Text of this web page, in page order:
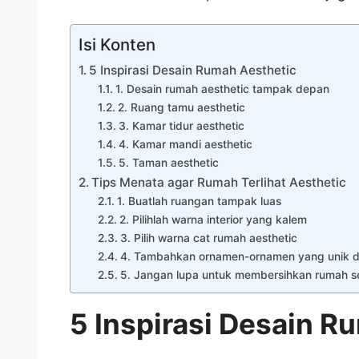
m
Isi Konten
5 Inspirasi Desain Rumah Aesthetic
1. Desain rumah aesthetic tampak depan
2. Ruang tamu aesthetic
3. Kamar tidur aesthetic
4. Kamar mandi aesthetic
5. Taman aesthetic
Tips Menata agar Rumah Terlihat Aesthetic
1. Buatlah ruangan tampak luas
2. Pilihlah warna interior yang kalem
3. Pilih warna cat rumah aesthetic
4. Tambahkan ornamen-ornamen yang unik
5. Jangan lupa untuk membersihkan rumah
5 Inspirasi Desain